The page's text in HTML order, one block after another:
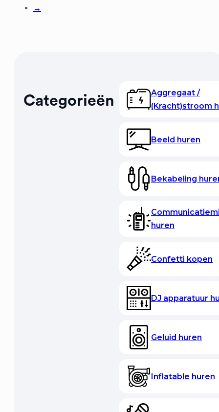
→
Categorieën
Aggregaat /
(Kracht)stroom
Beeld huren
Bekabeling
huren
Confetti kopen
DJ apparatuur
Geluid huren
Inflatable huren